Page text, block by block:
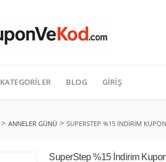
KATEGORILER BLOG GIRIŞ
> ANNELER GÜNÜ > SUPERSTEP %15 İNDIRIM
SuperStep %15 İndirim